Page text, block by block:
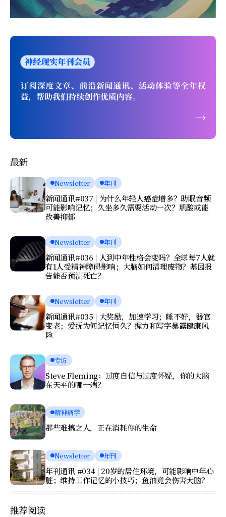
最新
Newsletter 年刊
新闻通讯#037 | 为什么年轻人癌症增多？助眠音频
可能影响记忆；久坐多久需要活动一次？肌酸或能
改善抑郁
Newsletter 年刊
新闻通讯#036 | 人到中年性格会变吗？全球每7人就
有1人受精神障碍影响；大脑如何清理废物？基因报
告能否预测死亡？
Newsletter 年刊
新闻通讯#035 | 大奖励，加速学习；睡不好，器官
变老；爱抚为何记忆恒久？握力和写字暴露健康风
险
专访
Steve Fleming：过度自信与过度怀疑，你的大脑
在天平的哪一端？
精神病学
那些难搞之人，正在消耗你的生命
Newsletter 年刊
年刊通讯 #034 | 20岁的居住环境，可能影响中年心
脏；维持工作记忆的小技巧；鱼油竟会伤害大脑？
推荐阅读